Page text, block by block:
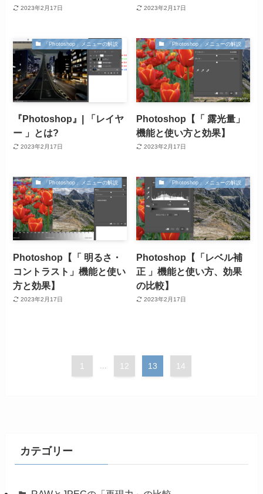
2023年2月17日 2023年2月17日
「Photoshop」メニューの解説
『Photoshop』| 「レイヤ
ー 」とは?
2023年2月17日
「Photoshop」メニューの解説
Photoshop【「 露光量」
機能と使い方と効果】
2023年2月17日
「Photoshop」メニューの解説
Photoshop【「 明るさ・
コントラスト」機能と使い
方と効果】
2023年2月17日
「Photoshop」メニューの解説
Photoshop【「レベル補
正 」機能と使い方、効果
の比較】
2023年2月17日
1 ... 12 13 14
カテゴリー